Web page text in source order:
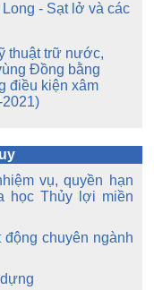
- Sạt lở và các
thuật trữ nước,
Đồng bằng
điều kiện xâm
2021)
vụ, quyền hạn
học Thủy lợi miền
chuyên ngành